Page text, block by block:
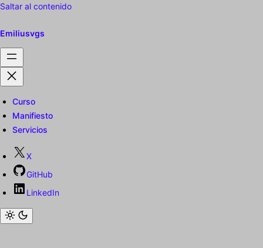
Saltar al contenido
Emiliusvgs
Curso
Manifiesto
Servicios
X
GitHub
LinkedIn